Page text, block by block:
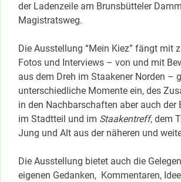
der Ladenzeile am Brunsbütteler
Magistratsweg.
Die Ausstellung “Mein Kiez” fängt mit
Fotos und Interviews – von und mit
aus dem Dreh im Staakener Norden –
unterschiedliche Momente ein, des
in den Nachbarschaften aber auch der
im Stadtteil und im Staakentreff, dem
Jung und Alt aus der näheren und
Die Ausstellung bietet auch die
eigenen Gedanken, Kommentaren,